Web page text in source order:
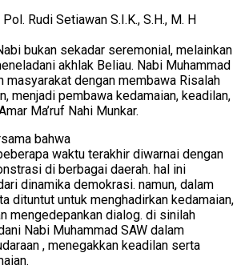
Rudi Setiawan S.I.K., S.H., M. H
bukan sekadar seremonial, melainkan
akhlak Beliau. Nabi Muhammad
masyarakat dengan membawa Risalah
menjadi pembawa kedamaian, keadilan,
Ma’ruf Nahi Munkar.
bahwa
waktu terakhir diwarnai dengan
di berbagai daerah. hal ini
dinamika demokrasi. namun, dalam
dituntut untuk menghadirkan kedamaian,
mengedepankan dialog. di sinilah
Nabi Muhammad SAW dalam
, menegakkan keadilan serta